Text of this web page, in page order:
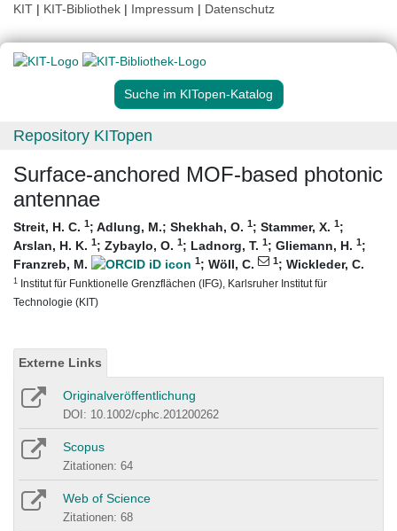
KIT | KIT-Bibliothek | Impressum | Datenschutz
Suche im KITopen-Katalog
Repository KITopen
Surface-anchored MOF-based photonic
antennae
Streit, H. C. 1; Adlung, M.; Shekhah, O. 1; Stammer, X. 1;
Arslan, H. K. 1; Zybaylo, O. 1; Ladnorg, T. 1; Gliemann, H. 1;
Franzreb, M.
1; Wöll, C. 1; Wickleder, C.
1 Institut für Funktionelle Grenzflächen (IFG), Karlsruher Institut für
Technologie (KIT)
Externe Links
Originalveröffentlichung
DOI: 10.1002/cphc.201200262
Scopus
Zitationen: 64
Web of Science
Zitationen: 68